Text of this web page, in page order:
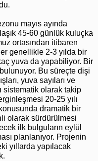
mayıs ayında
45-60 günlük kuluçka
ortasından itibaren
genellikle 2-3 yılda bir
yuva da yapabiliyor. Bir
Bu süreçte dişi
yuva sayıları ve
sistematik olarak takip
20-25 yılı
dramatik bir
olarak sürdürülmesi
ilk bulguların eylül
planlanıyor. Projenin
yıllarda yapılacak